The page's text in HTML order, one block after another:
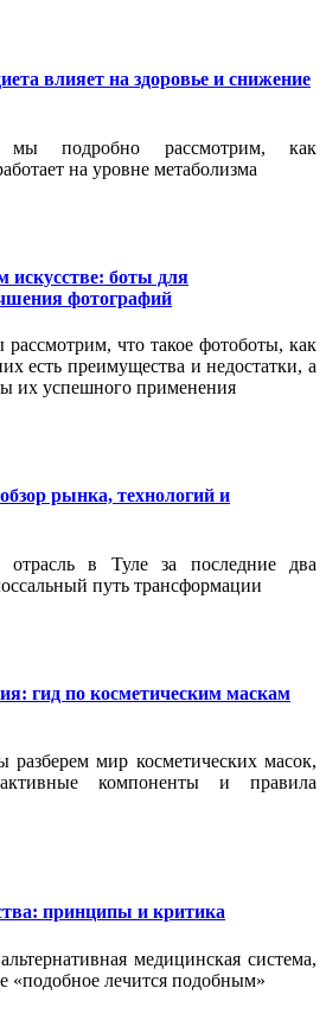
влияет на здоровье и снижение
подробно рассмотрим, как
на уровне метаболизма
боты для
фотографий
что такое фотоботы, как
есть преимущества и недостатки, а
их успешного применения
рынка, технологий и
отрасль в Туле за последние два
путь трансформации
гид по косметическим маскам
разберем мир косметических масок,
компоненты и правила
принципы и критика
медицинская система,
«подобное лечится подобным»